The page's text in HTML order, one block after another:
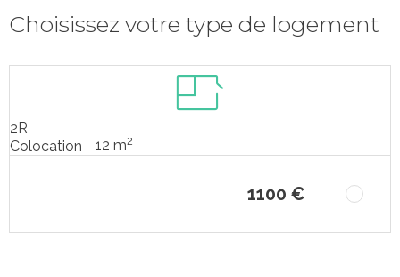
Choisissez votre type de logement
2R
Colocation
12 m2
1100 €